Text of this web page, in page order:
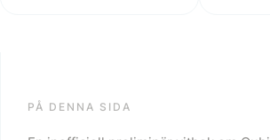
PÅ DENNA SIDA